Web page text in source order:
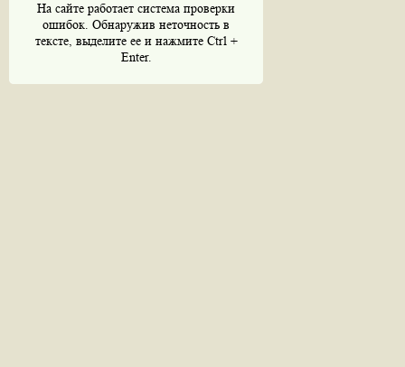
На сайте работает система проверки
ошибок. Обнаружив неточность в
тексте, выделите ее и нажмите Ctrl +
Enter.